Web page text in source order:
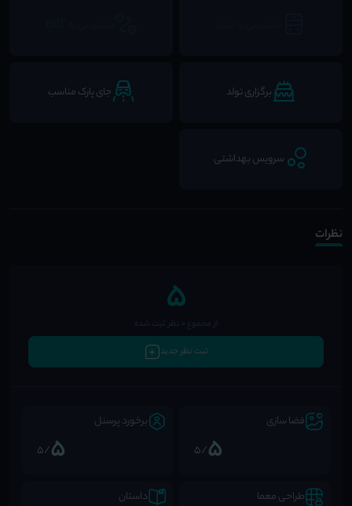
برگزاری تولد جای پارک مناسب
سرویس بهداشتی
نظرات
5از مجموع 0 نظر ثبت شده
ثبت نظر جدید
فضا سازی
5
/5
برخورد پرسنل
5
/5
طراحی معما داستان